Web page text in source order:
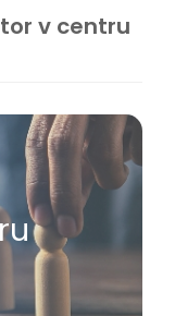
v centru